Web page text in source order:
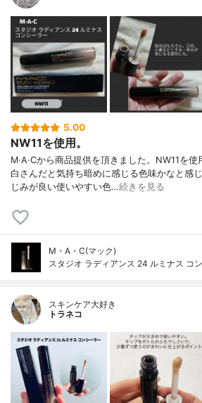
5.00
NW11を使用。
M·A·Cから商品提供を頂きました。NW11を
白さんだと気持ち暗めに感じる色味かなと感
じみが良い使いやすい色…続きを見る
M・A・C(マック)
スタジオ ラディアンス 24 ルミナス コ
スキンケア大好き
トラネコ